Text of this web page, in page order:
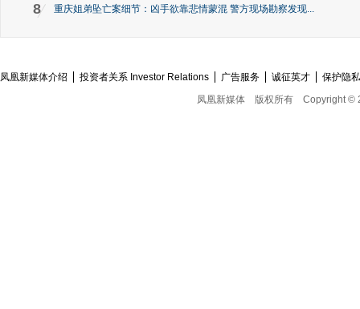
8 重庆姐弟坠亡案细节：凶手欲靠悲情蒙混 警方现场勘察发现...
凤凰新媒体介绍 投资者关系 Investor Relations 广告服务 诚征英才
保护隐
凤凰新媒体
版权所有 Copyright ©